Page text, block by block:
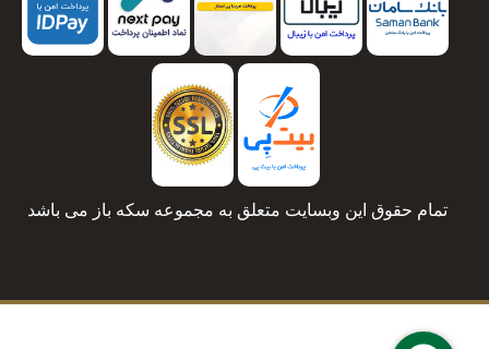
تمام حقوق این وبسایت متعلق به مجموعه سکه باز می باشد